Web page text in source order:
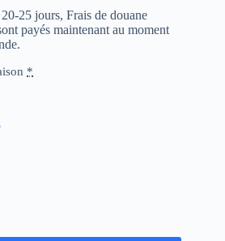
25 jours, Frais de douane
payés maintenant au moment
*